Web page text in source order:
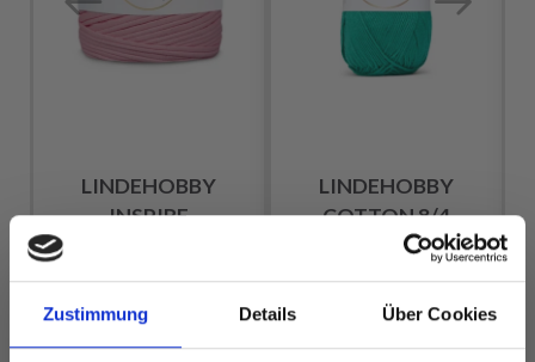
Zustimmung Details Über Cookies
LINDEHOBBY
INSPIRE
LINDEHOBBY
COTTON 8/4
EUR 2.60